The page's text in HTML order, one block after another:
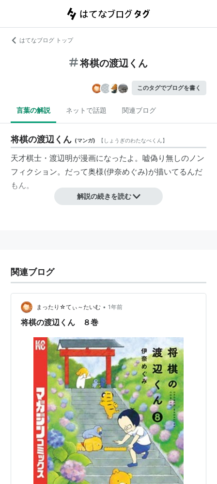
はてなブログ トップ
将棋の渡辺くん
このタグでブログを書く
言葉の解説 ネットで話題 関連ブログ
将棋の渡辺くん (マンガ) 【 しょうぎのわたなべくん】
天才棋士・渡辺明が漫画になったよ。嘘偽り無しのノン
フィクション。だって奥様(伊奈めぐみ)が描いてるんだ
もん。
著者: 伊奈めぐみ
「将棋の渡辺くん」のマンガのコマをアルで探す
解説の続きを読む
関連ブログ
まったり☆てぃ～たいむ • 1年前
将棋の渡辺くん ８巻